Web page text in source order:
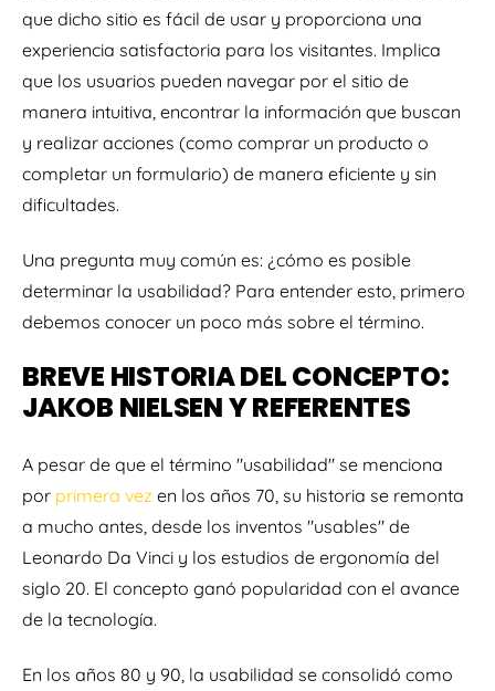
que dicho sitio es fácil de usar y proporciona una
experiencia satisfactoria para los visitantes. Implica
que los usuarios pueden navegar por el sitio de
manera intuitiva, encontrar la información que buscan
y realizar acciones (como comprar un producto o
completar un formulario) de manera eficiente y sin
dificultades.
Una pregunta muy común es: ¿cómo es posible
determinar la usabilidad? Para entender esto, primero
debemos conocer un poco más sobre el término.
BREVE HISTORIA DEL CONCEPTO:
JAKOB NIELSEN Y REFERENTES
A pesar de que el término "usabilidad" se menciona
por primera vez en los años 70, su historia se remonta
a mucho antes, desde los inventos "usables" de
Leonardo Da Vinci y los estudios de ergonomía del
siglo 20. El concepto ganó popularidad con el avance
de la tecnología.
En los años 80 y 90, la usabilidad se consolidó como